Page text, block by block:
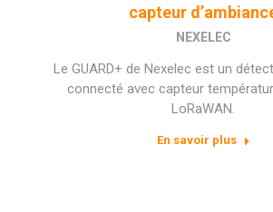
capteur
NEXELEC
Le GUARD+ de Nexelec est un
connecté avec capteur
LoRaWAN.
En savoir plus